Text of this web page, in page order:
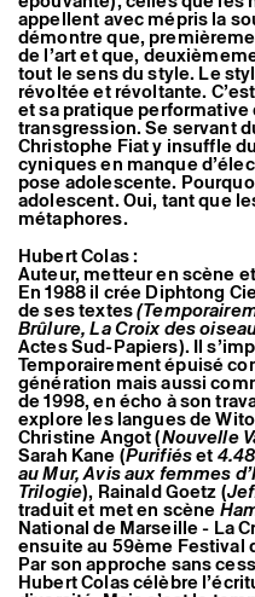
appellent avec mépris la
démontre que,
de l’art et que,
tout le sens du style. Le
révoltée et révoltante.
et sa pratique performative
transgression. Se servant
Christophe Fiat y insuffle
cyniques en manque
pose adolescente.
adolescent. Oui, tant que
métaphores.
Hubert Colas :
Auteur, metteur en scène
En 1988 il crée Diphtong
de ses textes
Brûlure, La Croix des
Actes Sud-Papiers). Il
Temporairement épuisé
génération mais aussi
de 1998, en écho à son
explore les langues de
Christine Angot (Nouvelle
Sarah Kane (Purifiéset
au Mur, Avis aux femmes
Trilogie), Rainald Goetz (
traduit et met en scène
National de Marseille - La
ensuite au 59ème Festival
Par son approche sans
Hubert Colas célèbre